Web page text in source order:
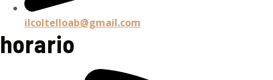
ilcoltelloab@gmail.com
horario